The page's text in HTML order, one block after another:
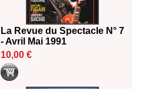
La Revue du Spectacle N° 7
- Avril Mai 1991
10,00 €